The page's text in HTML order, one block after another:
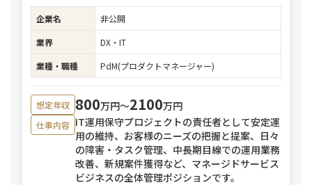
企業名
非公開
業界
DX・IT
業種・職種
PdM(プロダクトマネージャー)
想定年収 800万円〜2100万円
仕事内容 IT運用保守プロジェクトの責任者として安定運
用の維持、お客様のニーズの把握と提案、日々
の障害・タスク管理、中長期目線での運用業務
改善、新規案件獲得など、マネージドサービス
ビジネスの全体管理ポジションです。